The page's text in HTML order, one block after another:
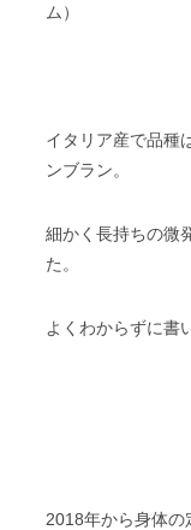
ム）
イタリア産で品種
ンブラン。
細かく長持ちの微
た。
よくわからずに書
2018年から身体の